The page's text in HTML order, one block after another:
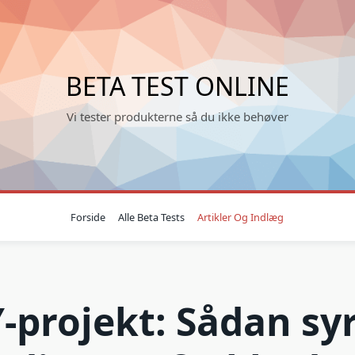
BETA TEST ONLINE
Vi tester produkterne så du ikke behøver
Forside Alle Beta Tests Artikler Og Indlæg
projekt: Sådan